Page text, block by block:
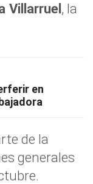
Villarruel, la
en
de la
generales